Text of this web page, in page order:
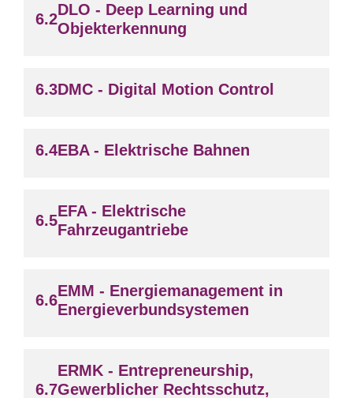
DLO - Deep Learning und
Objekterkennung
DMC - Digital Motion Control
EBA - Elektrische Bahnen
EFA - Elektrische
Fahrzeugantriebe
EMM - Energiemanagement in
Energieverbundsystemen
ERMK - Entrepreneurship,
Gewerblicher Rechtsschutz,